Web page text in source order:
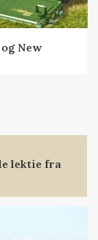
New
lektie fra